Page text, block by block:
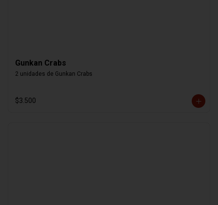
Gunkan Crabs
2 unidades de Gunkan Crabs
$3.500